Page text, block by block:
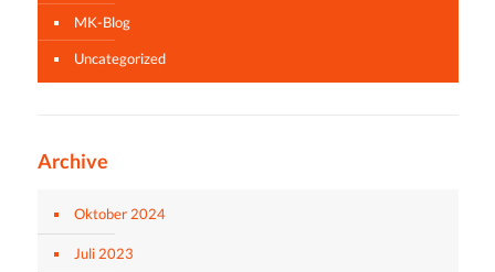
MK-Blog
Uncategorized
Archive
Oktober 2024
Juli 2023